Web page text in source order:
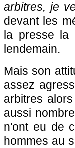
arbitres, je
devant les
la presse la
lendemain.
Mais son
assez
arbitres
aussi
n'ont eu de
hommes au